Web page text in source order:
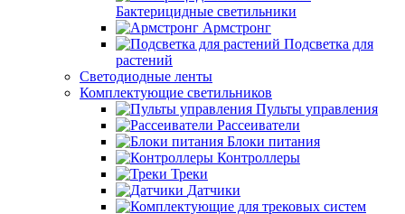
Бактерицидные светильники
Армстронг
Подсветка для
растений
Светодиодные ленты
Комплектующие светильников
Пульты управления
Рассеиватели
Блоки питания
Контроллеры
Треки
Датчики